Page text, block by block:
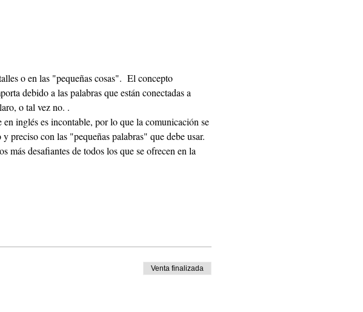
o en las "pequeñas cosas".  El concepto
debido a las palabras que están conectadas a
o tal vez no. .
preciso con las "pequeñas palabras" que debe usar.
Venta finalizada